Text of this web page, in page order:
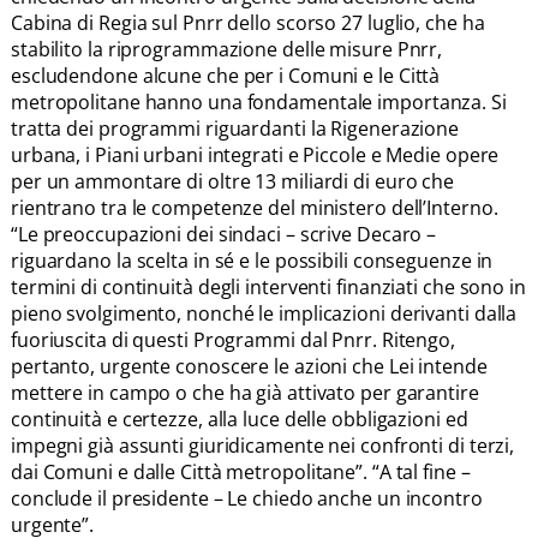
Cabina di Regia sul Pnrr dello scorso 27 luglio, che ha
stabilito la riprogrammazione delle misure Pnrr,
escludendone alcune che per i Comuni e le Città
metropolitane hanno una fondamentale importanza. Si
tratta dei programmi riguardanti la Rigenerazione
urbana, i Piani urbani integrati e Piccole e Medie opere
per un ammontare di oltre 13 miliardi di euro che
rientrano tra le competenze del ministero dell’Interno.
“Le preoccupazioni dei sindaci – scrive Decaro –
riguardano la scelta in sé e le possibili conseguenze in
termini di continuità degli interventi finanziati che sono in
pieno svolgimento, nonché le implicazioni derivanti dalla
fuoriuscita di questi Programmi dal Pnrr. Ritengo,
pertanto, urgente conoscere le azioni che Lei intende
mettere in campo o che ha già attivato per garantire
continuità e certezze, alla luce delle obbligazioni ed
impegni già assunti giuridicamente nei confronti di terzi,
dai Comuni e dalle Città metropolitane”. “A tal fine –
conclude il presidente – Le chiedo anche un incontro
urgente”.